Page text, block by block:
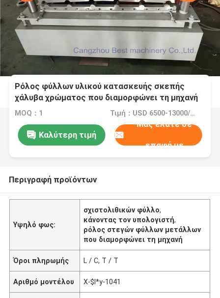
Ρόλος φύλλων υλικού κατασκευής σκεπής
χάλυβα χρώματος που διαμορφώνει τη μηχανή
με τον έλεγχο PLC της Ασίας τύπων Hydralic
MOQ：1 Τιμή：USD 6500-13000/SET
Καλύτερη τιμή
Μας ελάτε σε
επαφή με
Περιγραφή προϊόντων
Υψηλό φως:
σχιστολιθικών φύλλο,
κάνοντας τον υπολογιστή,
ρόλος στεγών φύλλων μετάλλων
που διαμορφώνει τη μηχανή
Όροι πληρωμής L / C, T / T
Αριθμό μοντέλου X-$l*y-1041